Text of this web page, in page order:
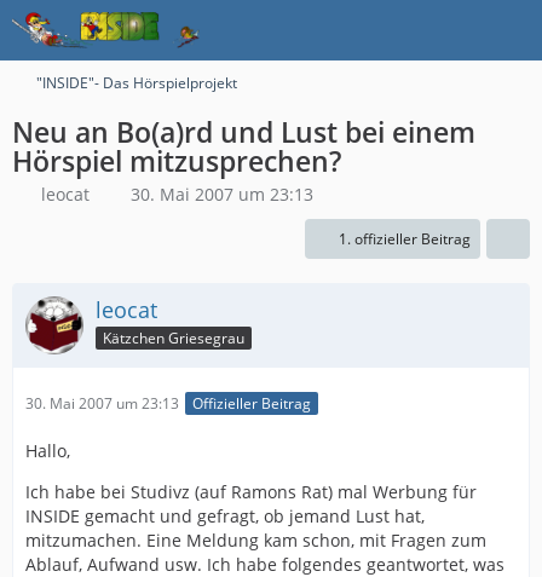
"INSIDE"- Das Hörspielprojekt
Neu an Bo(a)rd und Lust bei einem
Hörspiel mitzusprechen?
leocat 30. Mai 2007 um 23:13
1. offizieller Beitrag
leocat
Kätzchen Griesegrau
30. Mai 2007 um 23:13 Offizieller Beitrag
Hallo,
Ich habe bei Studivz (auf Ramons Rat) mal Werbung für
INSIDE gemacht und gefragt, ob jemand Lust hat,
mitzumachen. Eine Meldung kam schon, mit Fragen zum
Ablauf, Aufwand usw. Ich habe folgendes geantwortet, was